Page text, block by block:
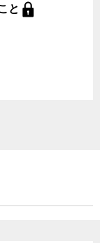
くに強い香りを発
合わせになること
ているようには見
鼻から体内に取り
反応を起こすもの
中にも、後に有害
ない人種に属する
向にあるという。
と